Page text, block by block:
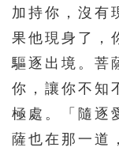
加持你，沒有
果他現身了，
驅逐出境。菩
你，讓你不知
極處。「隨逐
薩也在那一道